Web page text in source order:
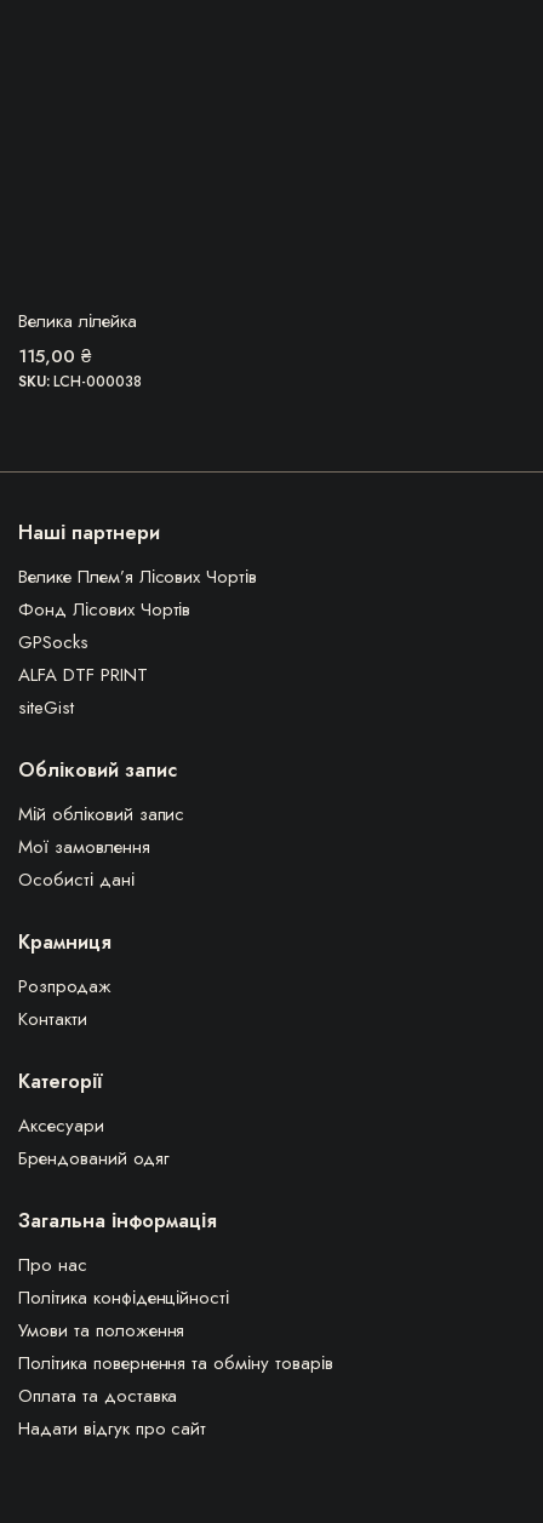
БЕРУ!
Велика лілейка
115,00 ₴
SKU:LCH-000038
Наші партнери
Велике Плем’я Лісових Чортів
Фонд Лісових Чортів
GPSocks
ALFA DTF PRINT
siteGist
Обліковий запис
Мій обліковий запис
Мої замовлення
Особисті дані
Крамниця
Розпродаж
Контакти
Категорії
Аксесуари
Брендований одяг
Загальна інформація
Про нас
Політика конфіденційності
Умови та положення
Політика повернення та обміну товарів
Оплата та доставка
Надати відгук про сайт